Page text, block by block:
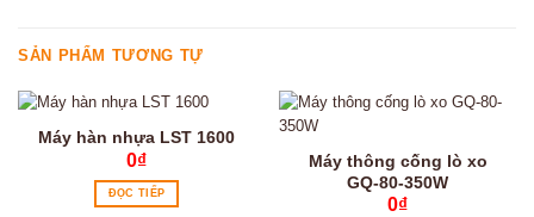
SẢN PHẨM TƯƠNG TỰ
Máy hàn nhựa LST 1600
0₫
ĐỌC TIẾP
Máy thông cống lò xo
GQ-80-350W
0₫